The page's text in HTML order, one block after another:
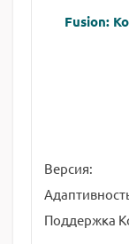
Fusion:
Версия:
Поддержка